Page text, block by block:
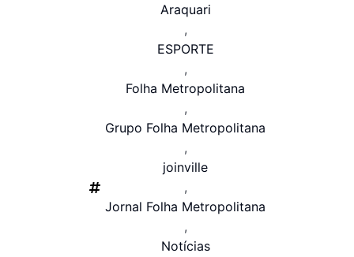
Araquari
,
ESPORTE
,
Folha Metropolitana
,
Grupo Folha Metropolitana
,
joinville
,
Jornal Folha Metropolitana
,
Notícias